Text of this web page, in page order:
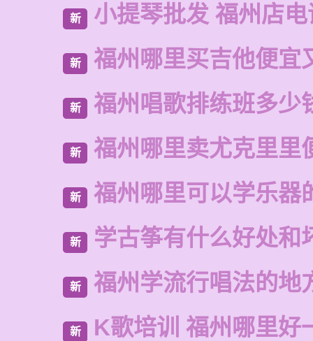
新 小提琴批发 福州店
新 福州哪里买吉他便宜
新 福州唱歌排练班多少
新 福州哪里卖尤克里里
新 福州哪里可以学乐器
新 学古筝有什么好处和
新 福州学流行唱法的地
新 K歌培训 福州哪里好